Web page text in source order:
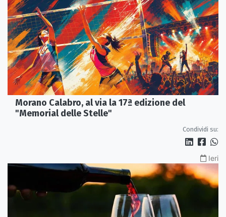
Morano Calabro, al via la 17ª edizione del
"Memorial delle Stelle"
Condividi su:
Ieri